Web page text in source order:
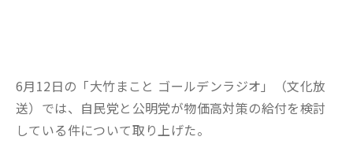
6月12日の「大竹まこと ゴールデンラジオ」（文化放
送）では、自民党と公明党が物価高対策の給付を検討
している件について取り上げた。